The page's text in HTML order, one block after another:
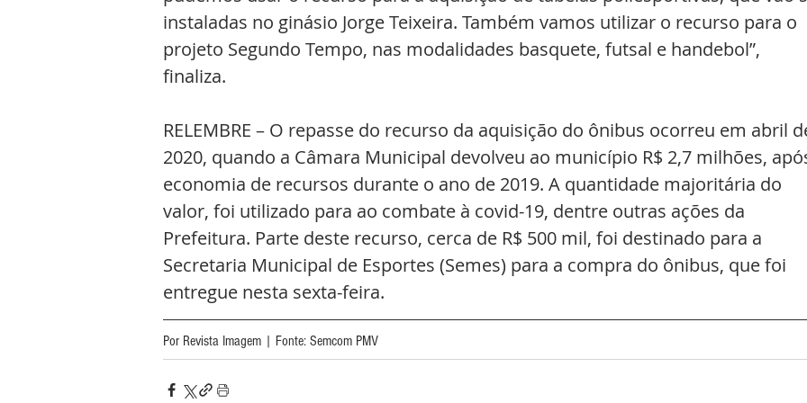
instaladas no ginásio Jorge Teixeira. Também vamos utilizar o recurso para o
projeto Segundo Tempo, nas modalidades basquete, futsal e handebol”,
finaliza.
RELEMBRE – O repasse do recurso da aquisição do ônibus ocorreu em abril
2020, quando a Câmara Municipal devolveu ao município R$ 2,7 milhões,
economia de recursos durante o ano de 2019. A quantidade majoritária do
valor, foi utilizado para ao combate à covid-19, dentre outras ações da
Prefeitura. Parte deste recurso, cerca de R$ 500 mil, foi destinado para a
Secretaria Municipal de Esportes (Semes) para a compra do ônibus, que foi
entregue nesta sexta-feira.
Por Revista Imagem | Fonte: Semcom PMV